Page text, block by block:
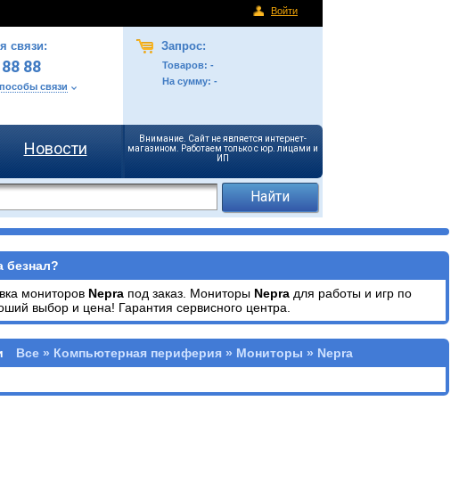
Войти
связи:
88
связи
Запрос:
Товаров: -
На сумму: -
Новости
Внимание. Сайт не является интернет-
магазином. Работаем только с юр. лицами и
ИП
безнал?
мониторов Nepra под заказ. Мониторы Nepra для работы и игр по
выбор и цена! Гарантия сервисного центра.
Все » Компьютерная периферия » Мониторы » Nepra